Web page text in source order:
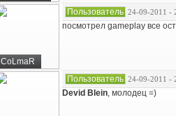
CoLmaR
Пользователь 24-09-2011 -
посмотрел gameplay все
Пользователь 24-09-2011 -
Devid Blein, молодец =)